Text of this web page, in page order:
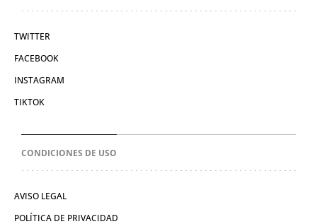
TWITTER
FACEBOOK
INSTAGRAM
TIKTOK
CONDICIONES DE USO
AVISO LEGAL
POLÍTICA DE PRIVACIDAD